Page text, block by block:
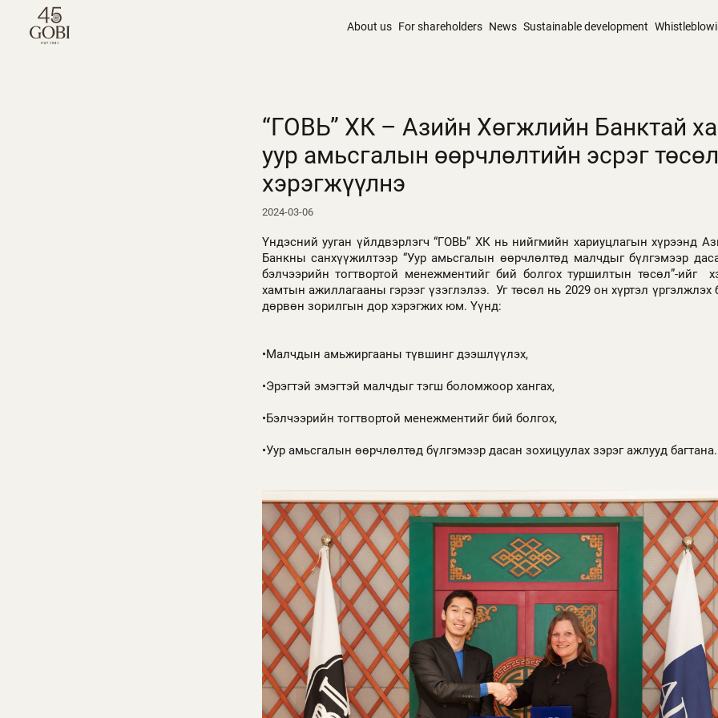
About us For shareholders News Sustainable development
“ГОВЬ” ХК – Азийн Хөгжлийн Банктай
уур амьсгалын өөрчлөлтийн эсрэг төсөл
хэрэгжүүлнэ
2024-03-06
Үндэсний ууган үйлдвэрлэгч “ГОВЬ” ХК нь нийгмийн хариуцлагын хүрээнд
Банкны санхүүжилтээр “Уур амьсгалын өөрчлөлтөд малчдыг бүлгэмээр
бэлчээрийн тогтвортой менежментийг бий болгох туршилтын төсөл”-ийг
хамтын ажиллагааны гэрээг үзэглэлээ. Уг төсөл нь 2029 он хүртэл үргэлжлэх
дөрвөн зорилгын дор хэрэгжих юм. Үүнд:
•Малчдын амьжиргааны түвшинг дээшлүүлэх,
•Эрэгтэй эмэгтэй малчдыг тэгш боломжоор хангах,
•Бэлчээрийн тогтвортой менежментийг бий болгох,
•Уур амьсгалын өөрчлөлтөд бүлгэмээр дасан зохицуулах зэрэг ажлууд